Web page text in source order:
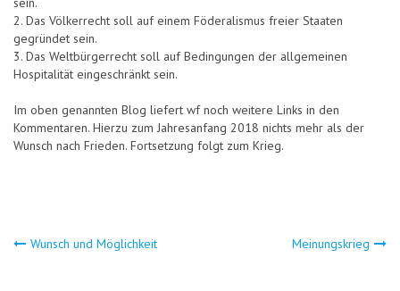
2. Das Völkerrecht soll auf einem Föderalismus freier Staaten
gegründet sein.
3. Das Weltbürgerrecht soll auf Bedingungen der allgemeinen
Hospitalität eingeschränkt sein.
Im oben genannten Blog liefert wf noch weitere Links in den
Kommentaren. Hierzu zum Jahresanfang 2018 nichts mehr als der
Wunsch nach Frieden. Fortsetzung folgt zum Krieg.
Beitragsnavigation
Wunsch und Möglichkeit Meinungskrieg